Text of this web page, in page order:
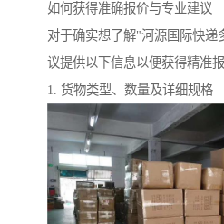
如何获得准确报价与专业建议
对于确实想了解"河源国际快递
议提供以下信息以便获得精准报
1. 货物类型、数量及详细规格